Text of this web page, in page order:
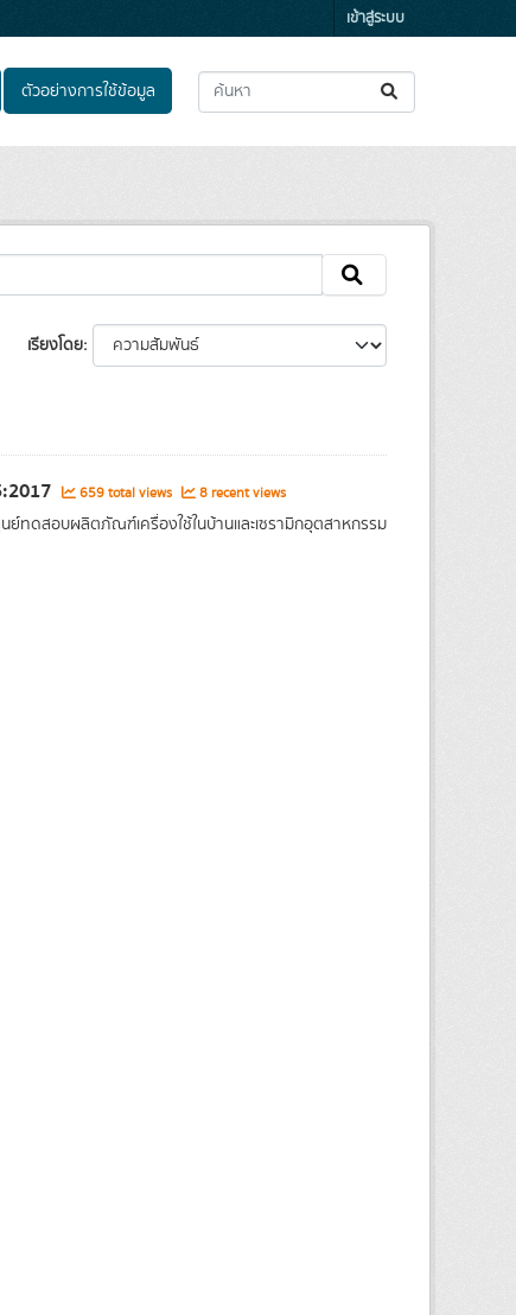
เข้าสู่ระบบ
ตัวอย่างการใช้ข้อมูล
เรียงโดย
659 total views 8 recent views
ทดสอบผลิตภัณฑ์เครื่องใช้ในบ้านและเซรามิกอุตสาหกรรม